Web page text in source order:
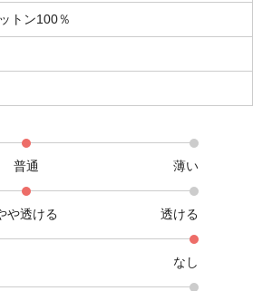
トン100％
普通 薄い
や透ける 透ける
なし